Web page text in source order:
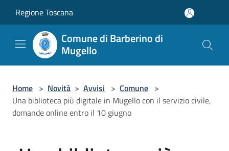
Regione Toscana
Comune di Barberino di
Mugello
Home > Novità > Avvisi > Comune >
Una biblioteca più digitale in Mugello con il servizio civile,
domande online entro il 10 giugno